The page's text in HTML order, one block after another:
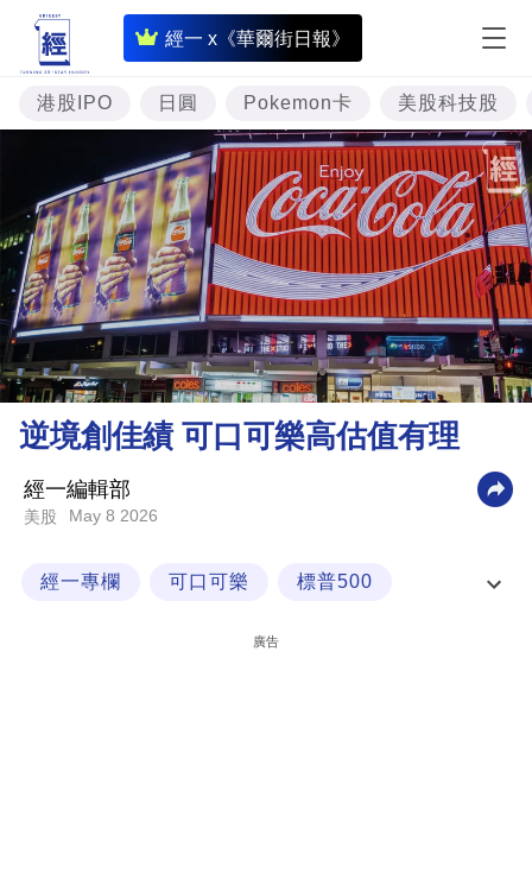
經一 x《華爾街日報》
即
時
財
經
專
題
投
資
樓
市
理
財
業
港股IPO 日圓 Pokemon卡 美股科技股
逆境創佳績 可口可樂高估值有理
經一編輯部
美股 May 8 2026
經一專欄 可口可樂 標普500
廣告